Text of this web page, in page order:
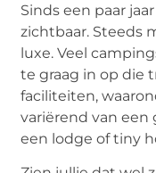
Sinds een paar
zichtbaar. Steeds
luxe. Veel
te graag in op die
faciliteiten,
variërend van
een lodge of tiny